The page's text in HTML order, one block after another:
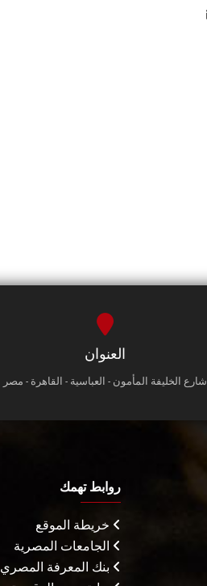
العنوان
شارع الخليفة المأمون - العباسية - القاهرة - مصر
روابط تهمك
خريطة الموقع
الجامعات المصرية
بنك المعرفة المصري